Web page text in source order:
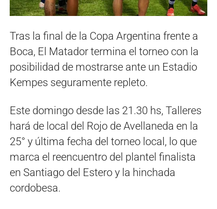
Tras la final de la Copa Argentina frente a
Boca, El Matador termina el torneo con la
posibilidad de mostrarse ante un Estadio
Kempes seguramente repleto.
Este domingo desde las 21.30 hs, Talleres
hará de local del Rojo de Avellaneda en la
25° y última fecha del torneo local, lo que
marca el reencuentro del plantel finalista
en Santiago del Estero y la hinchada
cordobesa.